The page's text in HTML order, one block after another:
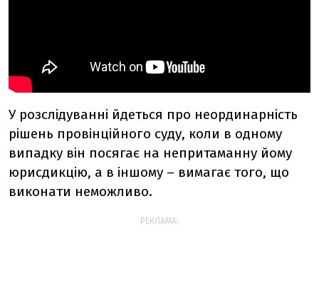
У розслідуванні йдеться про неординарність
рішень провінційного суду, коли в одному
випадку він посягає на непритаманну йому
юрисдикцію, а в іншому – вимагає того, що
виконати неможливо.
РЕКЛАМА: